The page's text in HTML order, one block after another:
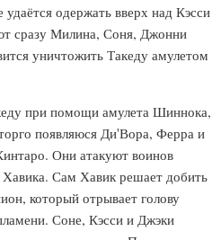
одержать вверх над Кэсси
сразу Милина, Соня, Джонни
уничтожить Такеду амулетом
при помощи амулета Шиннока,
появляюся Ди'Вора, Ферра и
Они атакуют воинов
Сам Хавик решает добить
который отрывает голову
Соне, Кэсси и Джэки